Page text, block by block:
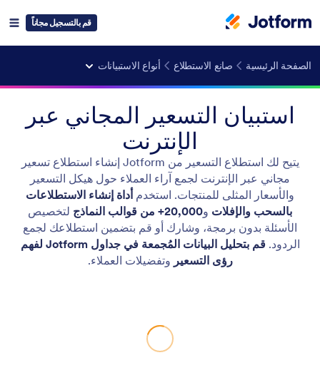
قم بالتسجيل مجاناً
الصفحة الرئيسية صانع الاستطلاع أنواع الاستبيانات
استبيان التسعير المجاني عبر
الإنترنت
يتيح لك استطلاع التسعير من Jotform إنشاء استطلاع تسعير
مجاني عبر الإنترنت لجمع آراء العملاء حول هيكل التسعير
والأسعار المثلى للمنتجات. استخدم أداة إنشاء الاستطلاعات
بالسحب والإفلات و20,000+ من قوالب النماذج
لتخصيص
الأسئلة بدون برمجة، وشارك أو قم بتضمين استطلاعك لجمع
الردود.
قم بتحليل البيانات المُجمعة في جداول Jotform لفهم
رؤى التسعير وتفضيلات العملاء.